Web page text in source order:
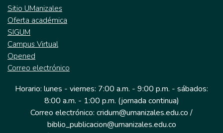
Sitio UManizales
Oferta académica
SIGUM
Campus Virtual
Opened
Correo electrónico
Horario: lunes - viernes: 7:00 a.m. - 9:00 p.m. - sábados:
8:00 a.m. - 1:00 p.m. (jornada continua)
Correo electrónico: cridum@umanizales.edu.co /
biblio_publicacion@umanizales.edu.co